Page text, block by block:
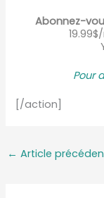
Abonnez-
Pour
[/action]
← Article